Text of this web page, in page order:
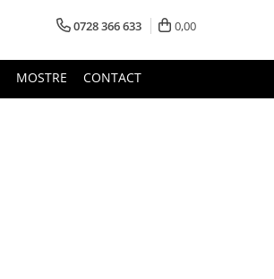
0728 366 633 0,00
MOSTRE CONTACT